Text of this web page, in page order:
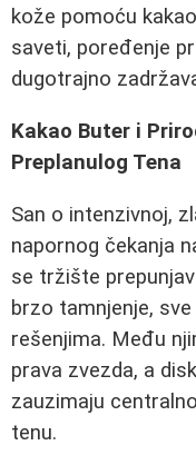
kože pomoću
saveti, poređenje
dugotrajno
Kakao Buter i
Preplanulog Tena
San o intenzivnoj,
napornog čekanja
se tržište
brzo tamnjenje,
rešenjima. Među
prava zvezda, a
zauzimaju
tenu.